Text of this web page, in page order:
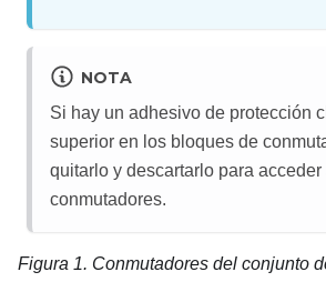
NOTA
Si hay un adhesivo de protección
superior en los bloques de
quitarlo y descartarlo para acceder
conmutadores.
Figura 1. Conmutadores del conjunto